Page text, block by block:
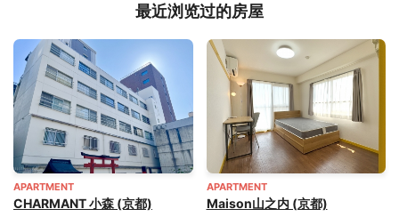
最近浏览过的房屋
APARTMENT
CHARMANT 小森 (京都)
APARTMENT
Maison山之内 (京都)